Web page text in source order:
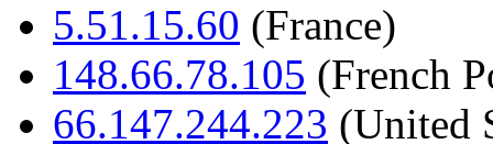
5.51.15.60 (France)
148.66.78.105 (French
66.147.244.223 (United